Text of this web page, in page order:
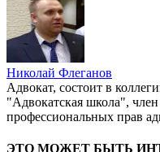
Николай Флеганов
Адвокат, состоит в
"Адвокатская школа",
профессиональных прав
ЭТО МОЖЕТ БЫТЬ